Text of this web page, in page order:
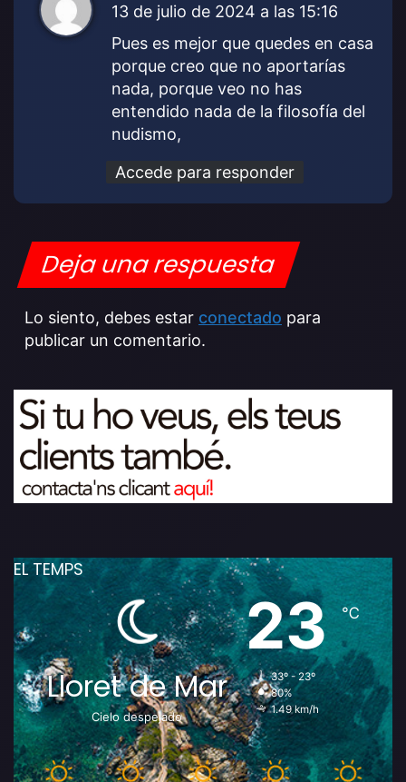
i
13 de julio de 2024 a las 15:16
Pues es mejor que quedes en casa
porque creo que no aportarías
nada, porque veo no has
entendido nada de la filosofía del
nudismo,
Accede para responder
Deja una respuesta
Lo siento, debes estar conectado para
publicar un comentario.
EL TEMPS
Lloret de Mar
Cielo despejado
23℃
33º - 23º
80%
1.49 km/h